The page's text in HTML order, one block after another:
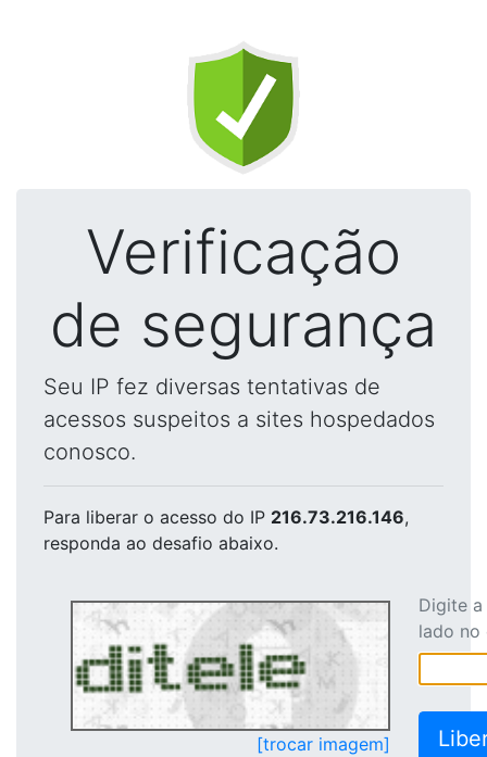
Verificação
de segurança
Seu IP fez diversas tentativas de
acessos suspeitos a sites hospedados
conosco.
Para liberar o acesso do IP 216.73.216.146,
responda ao desafio abaixo.
[trocar imagem]
Digite
lado no